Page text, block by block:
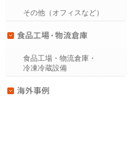
その他（オフィスなど）
食品工場・物流倉庫・
冷凍冷蔵設備